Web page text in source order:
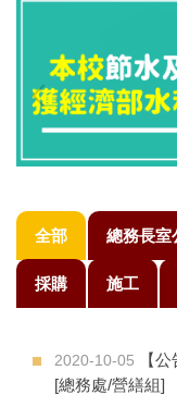
全部 總務長室
採購 施工
2020-10-05
【
[總務處/營繕組]